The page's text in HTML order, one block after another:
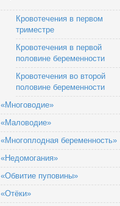
Кровотечения в первом
триместре
Кровотечения в первой
половине беременности
Кровотечения во второй
половине беременности
«Многоводие»
«Маловодие»
«Многоплодная беременность»
«Недомогания»
«Обвитие пуповины»
«Отёки»